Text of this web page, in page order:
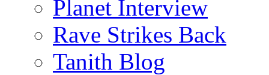
Planet Interview
Rave Strikes Back
Tanith Blog